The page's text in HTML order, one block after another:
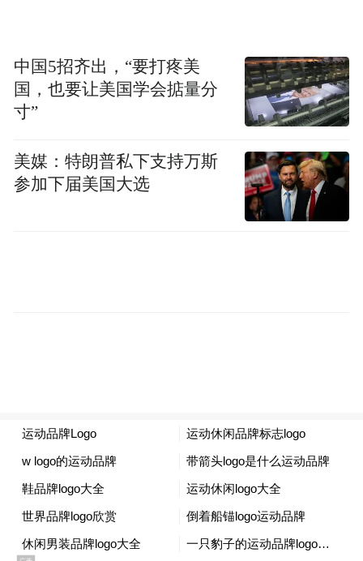
中国5招齐出，“要打疼美
国，也要让美国学会掂量分
寸”
美媒：特朗普私下支持万斯
参加下届美国大选